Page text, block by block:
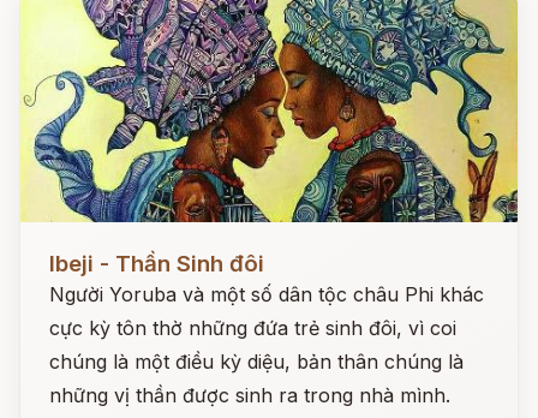
Ibeji - Thần Sinh đôi
Người Yoruba và một số dân tộc châu Phi khác
cực kỳ tôn thờ những đứa trẻ sinh đôi, vì coi
chúng là một điều kỳ diệu, bản thân chúng là
những vị thần được sinh ra trong nhà mình.